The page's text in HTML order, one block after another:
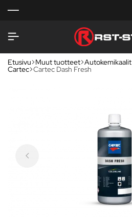
Etusivu Muut tuotteet Autokemikaalit
Cartec Cartec Dash Fresh